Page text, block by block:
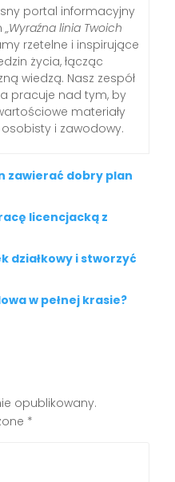
portal informacyjny
„Wyraźna linia Twoich
rzetelne i inspirujące
życia, łącząc
wiedzą. Nasz zespół
pracuje nad tym, by
materiały
i zawodowy.
zawierać dobry plan
licencjacką z
działkowy i stworzyć
w pełnej krasie?
opublikowany.
*